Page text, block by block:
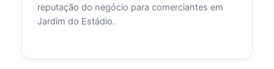
reputação do negócio para comerciantes em
Jardim do Estádio.